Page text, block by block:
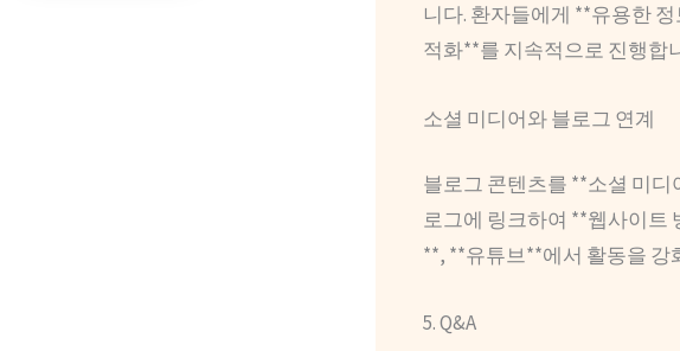
니다. 환자들에게 **유용한
적화**를 지속적으로 진행합
소셜 미디어와 블로그 연계
블로그 콘텐츠를 **소셜 미
로그에 링크하여 **웹사이트
**, **유튜브**에서 활동을 강
5. Q&A